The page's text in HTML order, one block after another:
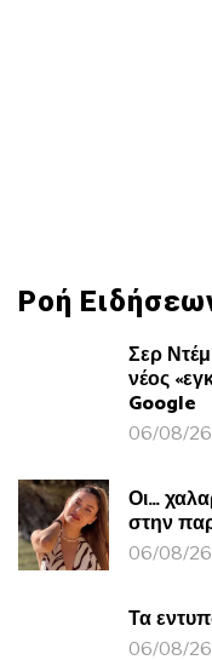
Ροή
Σερ
νέος
Google
06/08/
Οι…
στην
06/08/
Τα
06/08/